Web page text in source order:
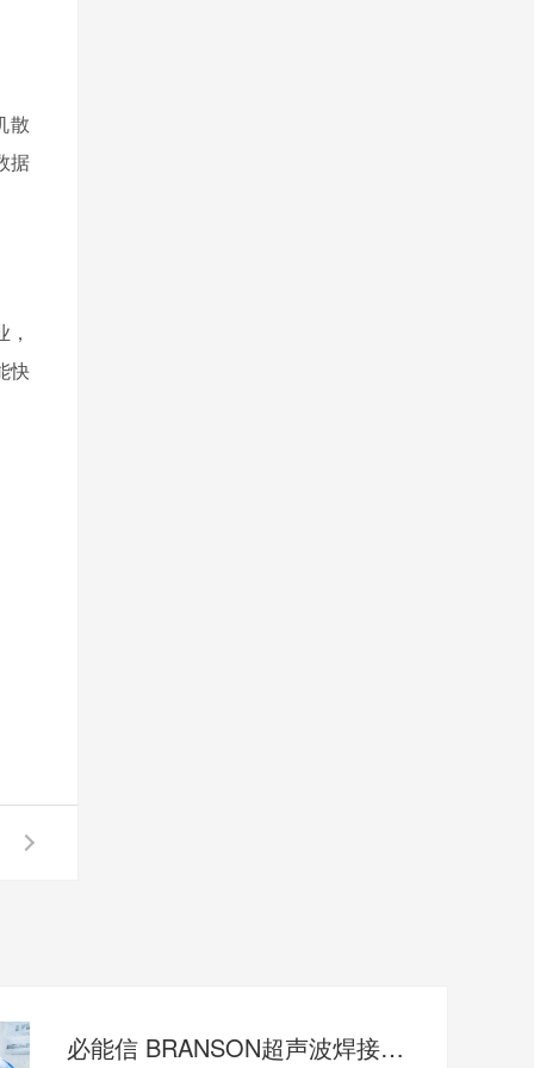
散
据
快
必能信 BRANSON超声波焊接继电器失效怎么办？灵高超声波“四步维修法”精准破局